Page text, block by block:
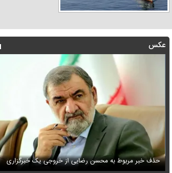
فیلم/ پزشکیان: دشمنان می‌دانند چه کسانی را ترور می‌کنند
عکس
حذف خبر مربوط به محسن رضایی از خروجی یک خبرگزاری